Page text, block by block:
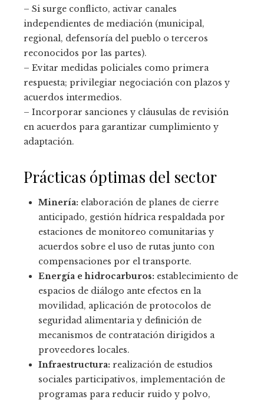
– Si surge conflicto, activar canales
independientes de mediación (municipal,
regional, defensoría del pueblo o terceros
reconocidos por las partes).
– Evitar medidas policiales como primera
respuesta; privilegiar negociación con plazos y
acuerdos intermedios.
– Incorporar sanciones y cláusulas de revisión
en acuerdos para garantizar cumplimiento y
adaptación.
Prácticas óptimas del sector
Minería: elaboración de planes de cierre
anticipado, gestión hídrica respaldada por
estaciones de monitoreo comunitarias y
acuerdos sobre el uso de rutas junto con
compensaciones por el transporte.
Energía e hidrocarburos: establecimiento de
espacios de diálogo ante efectos en la
movilidad, aplicación de protocolos de
seguridad alimentaria y definición de
mecanismos de contratación dirigidos a
proveedores locales.
Infraestructura: realización de estudios
sociales participativos, implementación de
programas para reducir ruido y polvo,